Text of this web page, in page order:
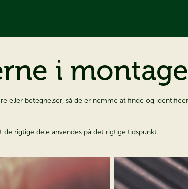
i
eller betegnelser, så de er nemme at finde og
rigtige dele anvendes på det rigtige tidspunkt.